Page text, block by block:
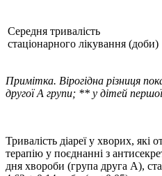
Середня тривалість
стаціонарного лікування (доби)
Примітка. Вірогідна різниця
другої А групи; ** у дітей
Тривалість діареї у хворих, які
терапію у поєднанні з
дня хвороби (група друга А),